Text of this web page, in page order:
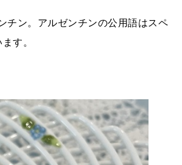
チン。アルゼンチンの公用語はスペ
す。